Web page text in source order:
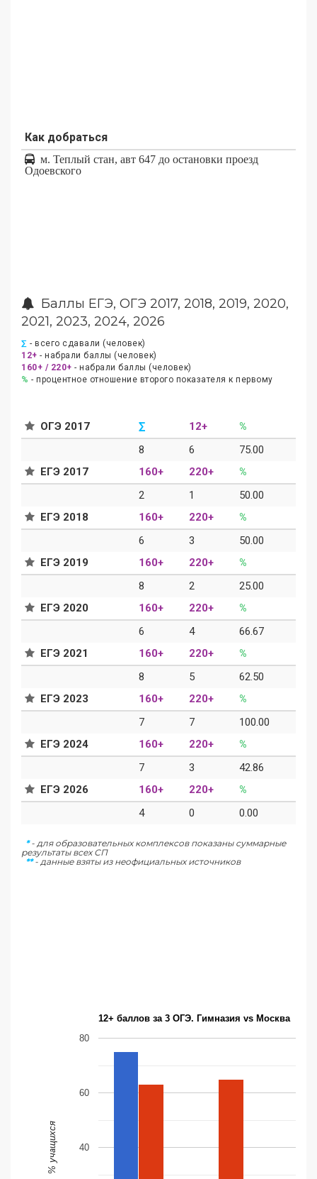
Как добраться
м. Теплый стан, авт 647 до остановки проезд
Одоевского
Баллы ЕГЭ, ОГЭ 2017, 2018, 2019, 2020,
2021, 2023, 2024, 2026
∑ - всего сдавали (человек)
12+ - набрали баллы (человек)
160+ / 220+ - набрали баллы (человек)
% - процентное отношение второго показателя к первому
ОГЭ 2017 ∑ 12+
%
8
6
75.00
ЕГЭ 2017
160+ 220+
%
2
1
50.00
ЕГЭ 2018
160+ 220+
%
6
3
50.00
ЕГЭ 2019
160+ 220+
%
8
2
25.00
ЕГЭ 2020
160+ 220+
%
6
4
66.67
ЕГЭ 2021
160+ 220+
%
8
5
62.50
ЕГЭ 2023
160+ 220+
%
7
7
100.00
ЕГЭ 2024
160+ 220+
%
7
3
42.86
ЕГЭ 2026
160+ 220+
%
4
0 0.00
*- для образовательных комплексов показаны суммарные
результаты всех СП
**- данные взяты из неофициальных источников
12+ баллов за 3 ОГЭ. Гимназия vs Москва
40
60
80
% учащихся